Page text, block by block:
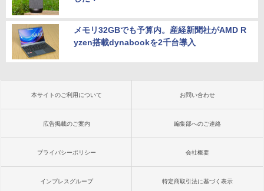
メモリ32GBでも予算内。産経新聞社がAMD R
yzen搭載dynabookを2千台導入
本サイトのご利用について お問い合わせ
広告掲載のご案内 編集部へのご連絡
プライバシーポリシー 会社概要
インプレスグループ 特定商取引法に基づく表示